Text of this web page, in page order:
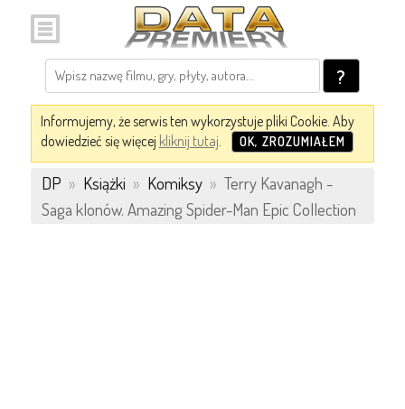
?
Informujemy, że serwis ten wykorzystuje pliki Cookie. Aby
dowiedzieć się więcej kliknij tutaj. OK, ZROZUMIAŁEM
DP » Książki » Komiksy » Terry Kavanagh -
Saga klonów. Amazing Spider-Man Epic Collection